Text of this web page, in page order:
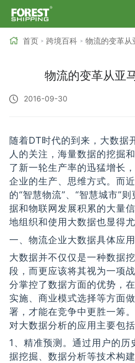
首页 > 跨境百科 > 物流的变革从
物流的变革从亚
2016-09-30
随着DT时代的到来，大数据
人的关注，海量数据的挖掘
了新一轮生产率的迅猛增长
企业的生产、思维方式。而
的“智慧物流”、“智慧城市”
据和物联网发展积累的大量
地组织和使用大数据也显得尤
一、物流企业大数据具体应用
大数据并不仅仅是一种数据
段，而更应该将其视为一项
分掌控了数据方面的优势，
实施、商业模式选择等方面
署，才能在竞争中更胜一筹
对大数据分析的应用主要包
1、精准预测。通过用户的历
据挖掘、数据分析等技术构